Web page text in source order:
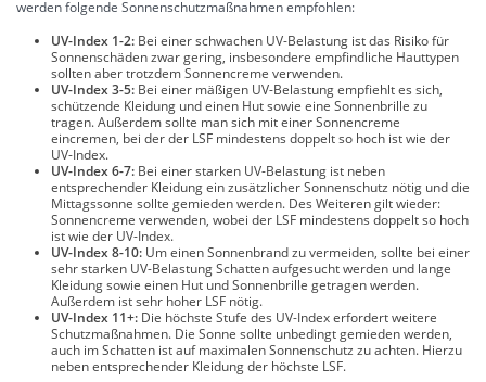
werden folgende Sonnenschutzmaßnahmen empfohlen:
UV-Index 1-2: Bei einer schwachen UV-Belastung ist das Risiko für
Sonnenschäden zwar gering, insbesondere empfindliche Hauttypen
sollten aber trotzdem Sonnencreme verwenden.
UV-Index 3-5: Bei einer mäßigen UV-Belastung empfiehlt es sich,
schützende Kleidung und einen Hut sowie eine Sonnenbrille zu
tragen. Außerdem sollte man sich mit einer Sonnencreme
eincremen, bei der der LSF mindestens doppelt so hoch ist wie der
UV-Index.
UV-Index 6-7: Bei einer starken UV-Belastung ist neben
entsprechender Kleidung ein zusätzlicher Sonnenschutz nötig und die
Mittagssonne sollte gemieden werden. Des Weiteren gilt wieder:
Sonnencreme verwenden, wobei der LSF mindestens doppelt so hoch
ist wie der UV-Index.
UV-Index 8-10: Um einen Sonnenbrand zu vermeiden, sollte bei einer
sehr starken UV-Belastung Schatten aufgesucht werden und lange
Kleidung sowie einen Hut und Sonnenbrille getragen werden.
Außerdem ist sehr hoher LSF nötig.
UV-Index 11+: Die höchste Stufe des UV-Index erfordert weitere
Schutzmaßnahmen. Die Sonne sollte unbedingt gemieden werden,
auch im Schatten ist auf maximalen Sonnenschutz zu achten. Hierzu
neben entsprechender Kleidung der höchste LSF.